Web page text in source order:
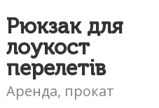
Рюкзак для
лоукост
перелетів
Аренда, прокат